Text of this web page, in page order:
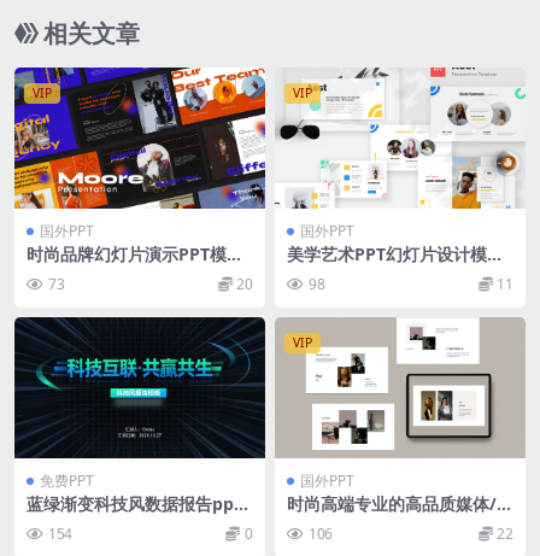
相关文章
VIP
国外PPT
时尚品牌幻灯片演示PPT模板
Moore Powerpoint Templa
te 73 20
VIP
国外PPT
美学艺术PPT幻灯片设计模板
Aesthetic PowerPoint Pres
entation Template
98 11
免费PPT
蓝绿渐变科技风数据报告ppt
模板154 0
VIP
国外PPT
时尚高端专业的高品质媒体/传
媒新闻资料提案powerpoint
幻灯片演示模板（pptx）
106 22